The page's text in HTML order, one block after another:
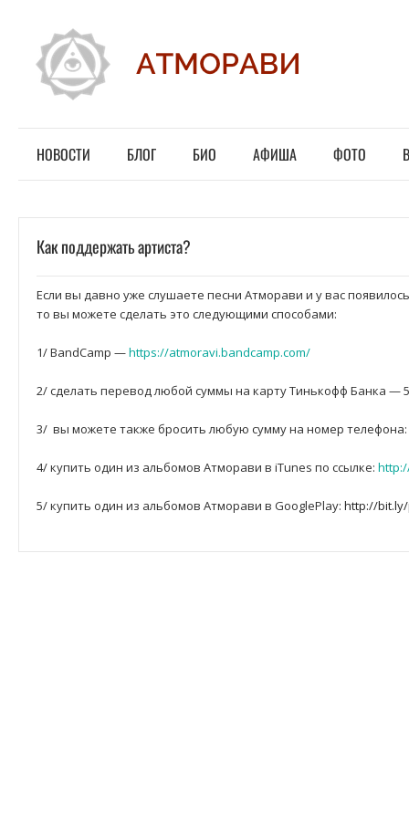
НОВОСТИ БЛОГ БИО АФИША ФОТО
Как поддержать артиста?
Если вы давно уже слушаете песни Атморави и у вас
то вы можете сделать это следующими способами:
1/ BandCamp —https://atmoravi.bandcamp.com/
2/ сделать перевод любой суммы на карту Тинькофф Банка —
3/ вы можете также бросить любую сумму на номер телефона:
4/ купить один из альбомов Атморави в iTunes по ссылке:
5/ купить один из альбомов Атморави в GooglePlay: http://